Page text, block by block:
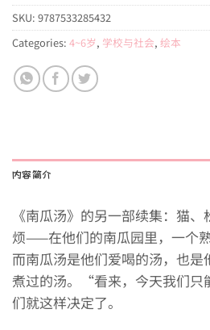
SKU: 9787533285432
Categories: 4~6岁, 学校与社会, 绘本
内容简介
《南瓜汤》的另一部续集：猫
烦——在他们的南瓜园里，一个
而南瓜汤是他们爱喝的汤，也
煮过的汤。“看来，今天我们
们就这样决定了。